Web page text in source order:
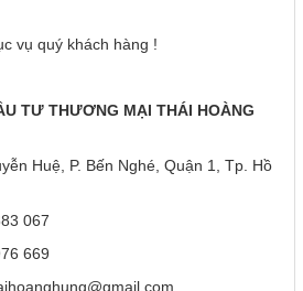
vụ quý khách hàng !
TƯ THƯƠNG MẠI THÁI HOÀNG
P. Bến Nghé, Quận 1, Tp. Hồ
067
669